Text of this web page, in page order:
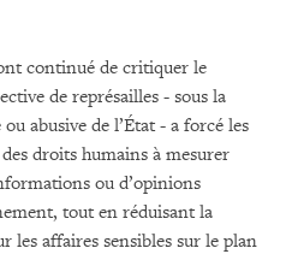
continué de critiquer le
de représailles - sous la
abusive de l’État - a forcé les
droits humains à mesurer
ou d’opinions
tout en réduisant la
les affaires sensibles sur le plan